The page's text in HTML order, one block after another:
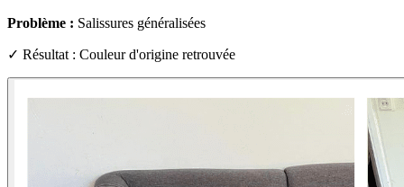
Problème : Salissures généralisées
✓ Résultat : Couleur d'origine retrouvée